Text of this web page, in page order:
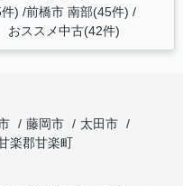
) 前橋市 南部(45件)
スメ中古(42件)
藤岡市
太田市
楽郡甘楽町